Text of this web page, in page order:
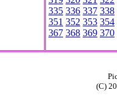
335 336 337 338
351 352 353 354
367 368 369 370
(C)